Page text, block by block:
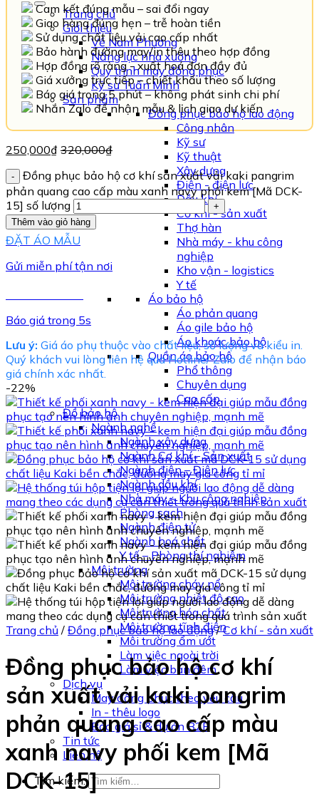
Trang chủ
Giới thiệu
Về Nam Phương
Năng lực nhà xưởng
Quy trình may đồng phục
Kỹ sư Tuấn Minh
Sản phẩm
Đồng phục bảo hộ lao động
Công nhân
Kỹ sư
Kỹ thuật
Xây dựng
Điện - điện lực
Dầu khí
Cơ khí - sản xuất
Thợ hàn
Nhà máy - khu công
nghiệp
Kho vận - logistics
Y tế
Áo bảo hộ
Áo phản quang
Áo gile bảo hộ
Áo khoác bảo hộ
Quần áo bảo hộ
Phổ thông
Chuyên dụng
Cao cấp
Đồ bảo hộ
Ngành nghề
Ngành xây dựng
Ngành Cơ khí – Sản xuất
Ngành điện – Điện lực
Ngành dầu khí
Nhà máy – Khu công nghiệp
Phòng sạch
Ngành điện tử
Ngành hoá chất
Y tế – Phòng thí nghiệm
Môi trường
Môi trường cháy nổ
Môi trường nhiệt độ cao
Môi trường hóa chất
Môi trường tĩnh điện
Môi trường ẩm ướt
Làm việc ngoài trời
Làm việc ban đêm
Dịch vụ
May đồng phục theo yêu cầu
In - thêu logo
Báo giá sỉ & dự án B2B
Tin tức
Liên hệ
Tìm kiếm:
Cam kết đúng mẫu – sai đổi ngay
Giao hàng đúng hẹn – trễ hoàn tiền
Sử dụng chất liệu vải cao cấp nhất
Bảo hành đường may/in thêu theo hợp đồng
Hợp đồng rõ ràng - xuất hoá đơn đầy đủ
Giá xưởng trực tiếp – chiết khấu theo số lượng
Báo giá trong 5 phút – không phát sinh chi phí
Nhắn Zalo để nhận mẫu & lịch giao dự kiến
250,000₫ 320,000₫
Đồng phục bảo hộ cơ khí sản xuất vải kaki pangrim
phản quang cao cấp màu xanh navy phối kem [Mã DCK-
15] số lượng
Thêm vào giỏ hàng
ĐẶT ÁO MẪU
Gửi miễn phí tận nơi
Báo giá trong 5s
Lưu ý: Giá áo phụ thuộc vào chất liệu, số lượng và kiểu in.
Quý khách vui lòng liên hệ qua Hotline/ Zalo để nhận báo
giá chính xác nhất.
-22%
Trang chủ / Đồng phục bảo hộ lao động / Cơ khí - sản xuất
Đồng phục bảo hộ cơ khí
sản xuất vải kaki pangrim
phản quang cao cấp màu
xanh navy phối kem [Mã
DCK-15]